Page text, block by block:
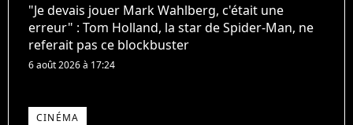
"Je devais jouer Mark Wahlberg, c'était une
erreur" : Tom Holland, la star de Spider-Man, ne
referait pas ce blockbuster
6 août 2026 à 17:24
CINÉMA